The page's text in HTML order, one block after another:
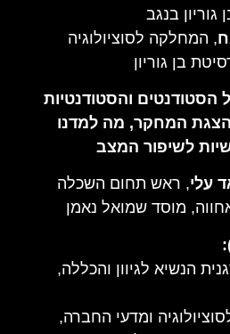
גוריון בנגב
, המחלקה לסוציולוגיה
בן גוריון
הסטודנטים והסטודנטיות
המחקר, מה למדנו
לשיפור המצב
עלי, ראש תחום השכלה
מוסד שמואל נאמן
הנשיא לגיוון והכללה,
ומדעי החברה,